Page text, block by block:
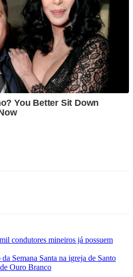
condutores mineiros já possuem
Semana Santa na igreja de Santo
Ouro Branco